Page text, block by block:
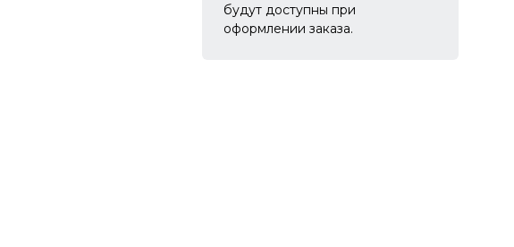
будут доступны при
оформлении заказа.